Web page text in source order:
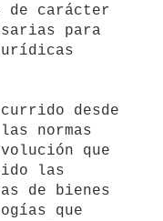
de carácter
para
desde
normas
que
las
de bienes
que